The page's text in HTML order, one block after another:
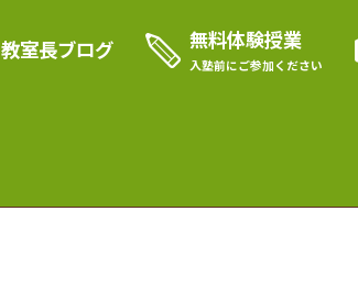
教室長ブログ 無料体験授業
入塾前にご参加ください